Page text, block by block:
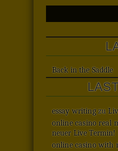
Back in the Saddle
essay writingzu
online casino real
neuer Live Termin!
online casino with